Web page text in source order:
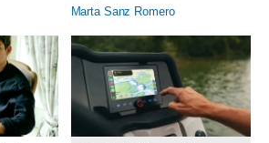
Marta Sanz Romero